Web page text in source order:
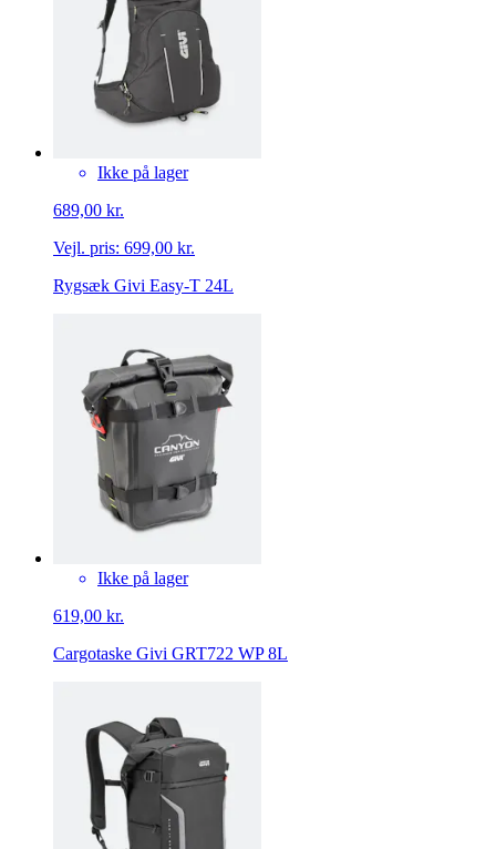
Ikke på lager
689,00 kr.
Vejl. pris: 699,00 kr.
Rygsæk Givi Easy-T 24L
Ikke på lager
619,00 kr.
Cargotaske Givi GRT722 WP 8L